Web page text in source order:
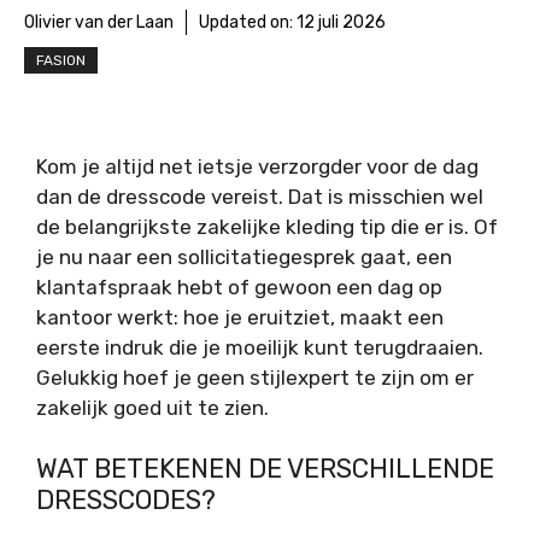
Olivier van der Laan Updated on: 12 juli 2026
FASION
Kom je altijd net ietsje verzorgder voor de dag
dan de dresscode vereist. Dat is misschien wel
de belangrijkste zakelijke kleding tip die er is. Of
je nu naar een sollicitatiegesprek gaat, een
klantafspraak hebt of gewoon een dag op
kantoor werkt: hoe je eruitziet, maakt een
eerste indruk die je moeilijk kunt terugdraaien.
Gelukkig hoef je geen stijlexpert te zijn om er
zakelijk goed uit te zien.
WAT BETEKENEN DE VERSCHILLENDE
DRESSCODES?